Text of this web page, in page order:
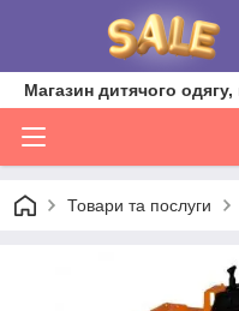
Магазин дитячого одягу,
Товари та послуги